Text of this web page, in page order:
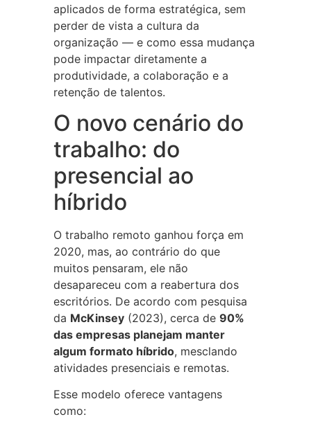
aplicados de forma estratégica, sem
perder de vista a cultura da
organização — e como essa mudança
pode impactar diretamente a
produtividade, a colaboração e a
retenção de talentos.
O novo cenário do
trabalho: do
presencial ao
híbrido
O trabalho remoto ganhou força em
2020, mas, ao contrário do que
muitos pensaram, ele não
desapareceu com a reabertura dos
escritórios. De acordo com pesquisa
da McKinsey(2023), cerca de 90%
das empresas planejam manter
algum formato híbrido, mesclando
atividades presenciais e remotas.
Esse modelo oferece vantagens
como: